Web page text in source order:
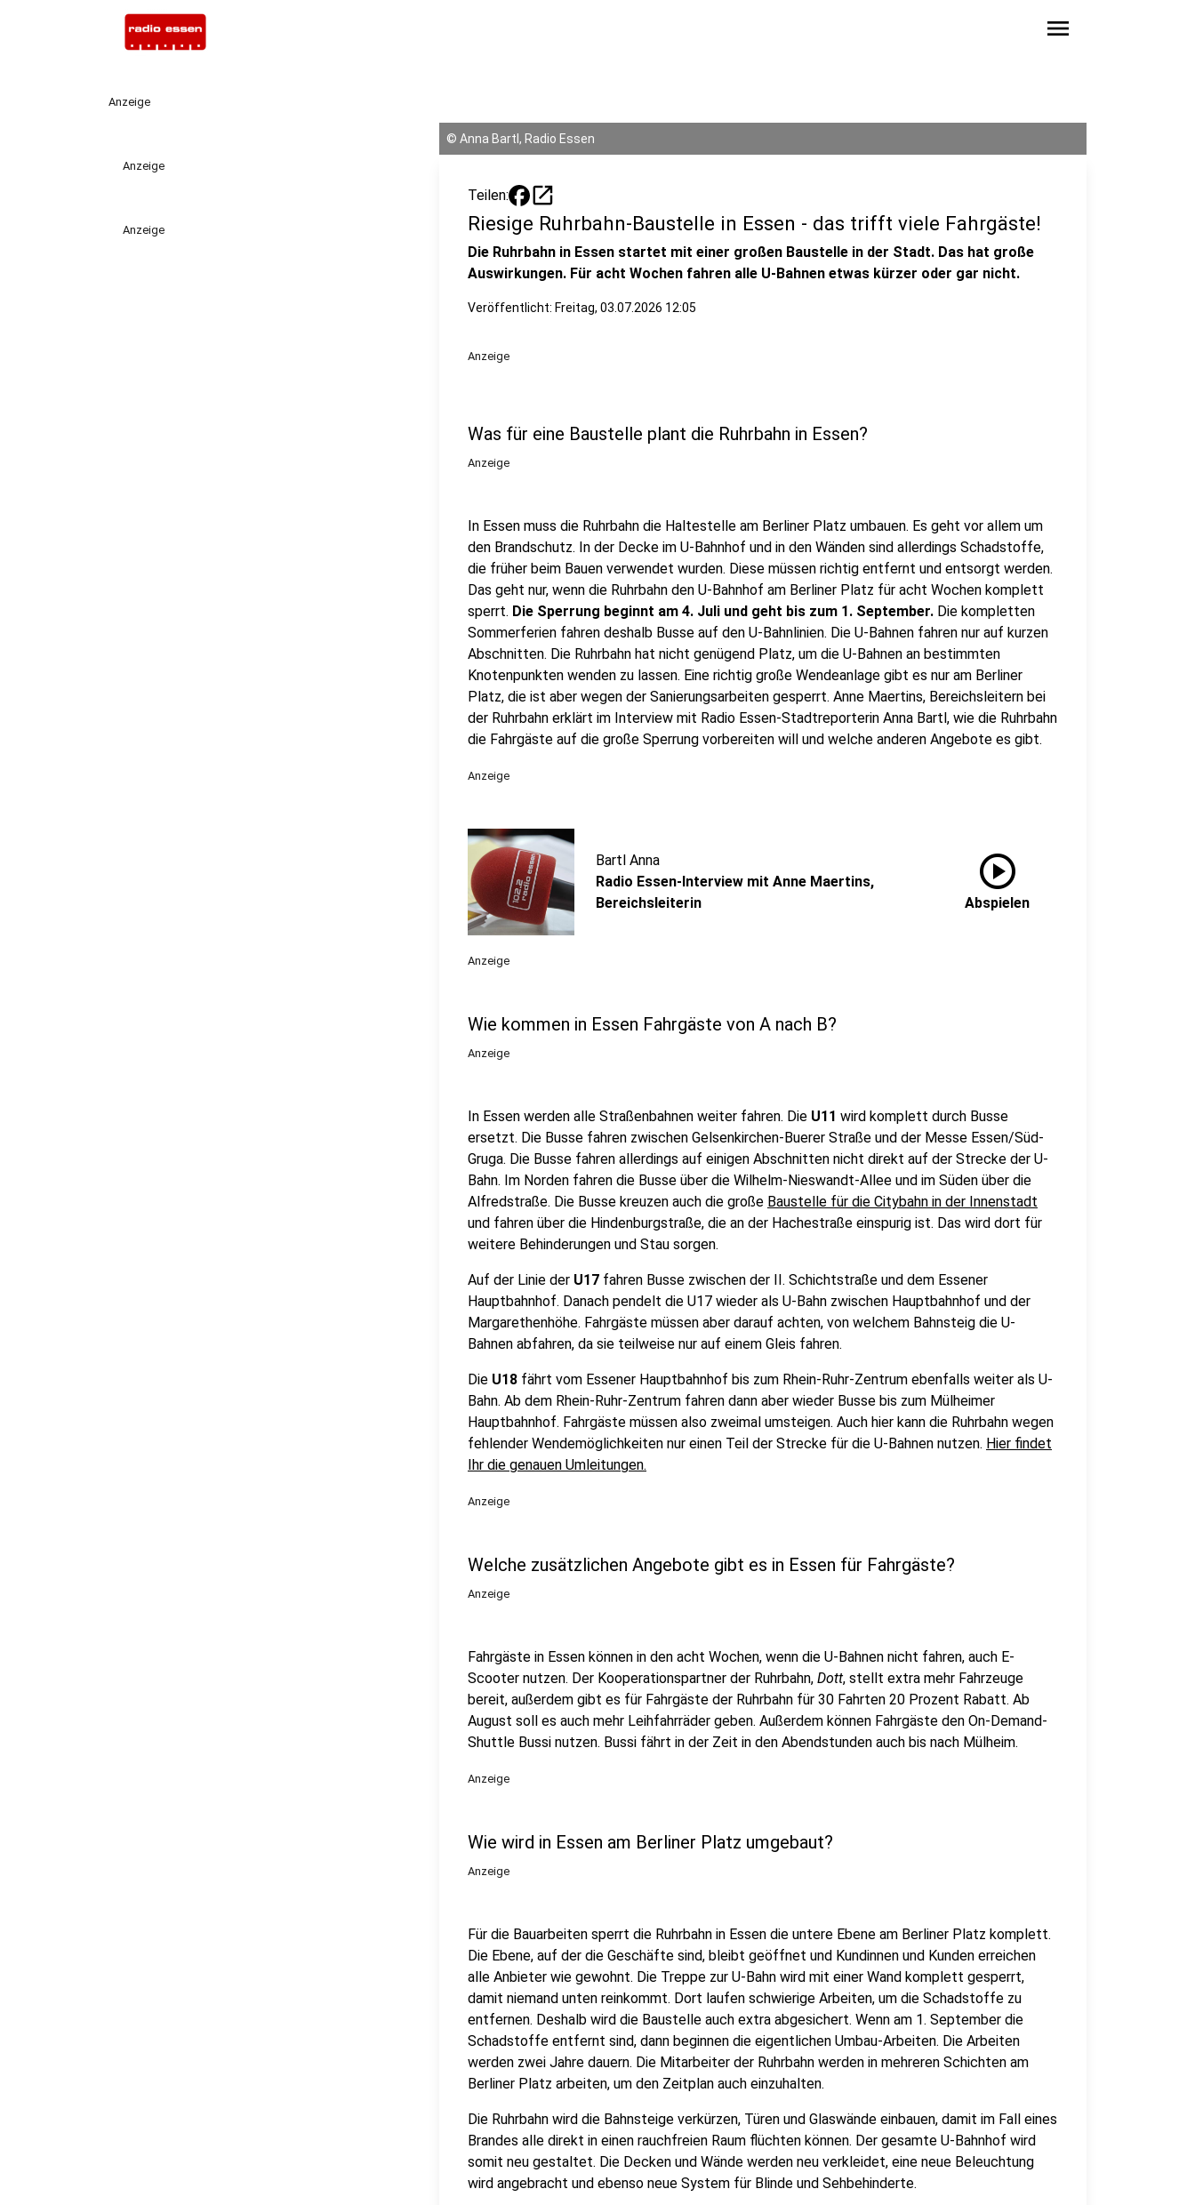
menu
Anzeige
Anzeige
Anzeige
© Anna Bartl, Radio Essen
Teilen: open_in_new
Riesige Ruhrbahn-Baustelle in Essen - das trifft viele Fahrgäste!
Die Ruhrbahn in Essen startet mit einer großen Baustelle in der Stadt. Das hat große
Auswirkungen. Für acht Wochen fahren alle U-Bahnen etwas kürzer oder gar nicht.
Veröffentlicht: Freitag, 03.07.2026 12:05
Anzeige
Was für eine Baustelle plant die Ruhrbahn in Essen?
Anzeige
In Essen muss die Ruhrbahn die Haltestelle am Berliner Platz umbauen. Es geht vor allem um
den Brandschutz. In der Decke im U-Bahnhof und in den Wänden sind allerdings Schadstoffe,
die früher beim Bauen verwendet wurden. Diese müssen richtig entfernt und entsorgt werden.
Das geht nur, wenn die Ruhrbahn den U-Bahnhof am Berliner Platz für acht Wochen komplett
sperrt. Die Sperrung beginnt am 4. Juli und geht bis zum 1. September. Die kompletten
Sommerferien fahren deshalb Busse auf den U-Bahnlinien. Die U-Bahnen fahren nur auf kurzen
Abschnitten. Die Ruhrbahn hat nicht genügend Platz, um die U-Bahnen an bestimmten
Knotenpunkten wenden zu lassen. Eine richtig große Wendeanlage gibt es nur am Berliner
Platz, die ist aber wegen der Sanierungsarbeiten gesperrt. Anne Maertins, Bereichsleitern bei
der Ruhrbahn erklärt im Interview mit Radio Essen-Stadtreporterin Anna Bartl, wie die Ruhrbahn
die Fahrgäste auf die große Sperrung vorbereiten will und welche anderen Angebote es gibt.
Anzeige
Bartl Anna
Radio Essen-Interview mit Anne Maertins,
Bereichsleiterin
play_circle
Abspielen
Anzeige
Wie kommen in Essen Fahrgäste von A nach B?
Anzeige
In Essen werden alle Straßenbahnen weiter fahren. Die U11 wird komplett durch Busse
ersetzt. Die Busse fahren zwischen Gelsenkirchen-Buerer Straße und der Messe Essen/Süd-
Gruga. Die Busse fahren allerdings auf einigen Abschnitten nicht direkt auf der Strecke der U-
Bahn. Im Norden fahren die Busse über die Wilhelm-Nieswandt-Allee und im Süden über die
Alfredstraße. Die Busse kreuzen auch die große Baustelle für die Citybahn in der Innenstadt
und fahren über die Hindenburgstraße, die an der Hachestraße einspurig ist. Das wird dort für
weitere Behinderungen und Stau sorgen.
Auf der Linie der U17 fahren Busse zwischen der II. Schichtstraße und dem Essener
Hauptbahnhof. Danach pendelt die U17 wieder als U-Bahn zwischen Hauptbahnhof und der
Margarethenhöhe. Fahrgäste müssen aber darauf achten, von welchem Bahnsteig die U-
Bahnen abfahren, da sie teilweise nur auf einem Gleis fahren.
Die U18 fährt vom Essener Hauptbahnhof bis zum Rhein-Ruhr-Zentrum ebenfalls weiter als U-
Bahn. Ab dem Rhein-Ruhr-Zentrum fahren dann aber wieder Busse bis zum Mülheimer
Hauptbahnhof. Fahrgäste müssen also zweimal umsteigen. Auch hier kann die Ruhrbahn wegen
fehlender Wendemöglichkeiten nur einen Teil der Strecke für die U-Bahnen nutzen. Hier findet
Ihr die genauen Umleitungen.
Anzeige
Welche zusätzlichen Angebote gibt es in Essen für Fahrgäste?
Anzeige
Fahrgäste in Essen können in den acht Wochen, wenn die U-Bahnen nicht fahren, auch E-
Scooter nutzen. Der Kooperationspartner der Ruhrbahn, Dott, stellt extra mehr Fahrzeuge
bereit, außerdem gibt es für Fahrgäste der Ruhrbahn für 30 Fahrten 20 Prozent Rabatt. Ab
August soll es auch mehr Leihfahrräder geben. Außerdem können Fahrgäste den On-Demand-
Shuttle Bussi nutzen. Bussi fährt in der Zeit in den Abendstunden auch bis nach Mülheim.
Anzeige
Wie wird in Essen am Berliner Platz umgebaut?
Anzeige
Für die Bauarbeiten sperrt die Ruhrbahn in Essen die untere Ebene am Berliner Platz komplett.
Die Ebene, auf der die Geschäfte sind, bleibt geöffnet und Kundinnen und Kunden erreichen
alle Anbieter wie gewohnt. Die Treppe zur U-Bahn wird mit einer Wand komplett gesperrt,
damit niemand unten reinkommt. Dort laufen schwierige Arbeiten, um die Schadstoffe zu
entfernen. Deshalb wird die Baustelle auch extra abgesichert. Wenn am 1. September die
Schadstoffe entfernt sind, dann beginnen die eigentlichen Umbau-Arbeiten. Die Arbeiten
werden zwei Jahre dauern. Die Mitarbeiter der Ruhrbahn werden in mehreren Schichten am
Berliner Platz arbeiten, um den Zeitplan auch einzuhalten.
Die Ruhrbahn wird die Bahnsteige verkürzen, Türen und Glaswände einbauen, damit im Fall eines
Brandes alle direkt in einen rauchfreien Raum flüchten können. Der gesamte U-Bahnhof wird
somit neu gestaltet. Die Decken und Wände werden neu verkleidet, eine neue Beleuchtung
wird angebracht und ebenso neue System für Blinde und Sehbehinderte.